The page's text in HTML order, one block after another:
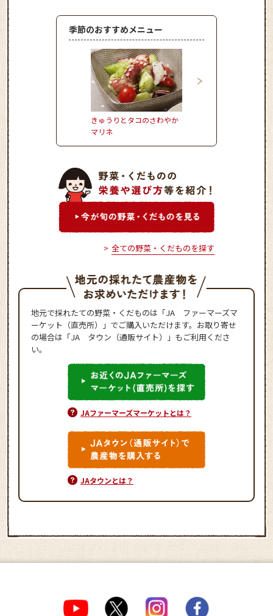
季節のおすすめメニュー
きゅうりとタコのさわやか
マリネ
きゃべつ饅頭ごま風味
全ての野菜・くだものを探す
地元で採れたての野菜・くだものは「JA ファーマーズマ
ーケット（直売所）」でご購入いただけます。お取り寄せ
の場合は「JA タウン（通販サイト）」もご利用くださ
い。
JAファーマーズマーケットとは？
JAタウンとは？